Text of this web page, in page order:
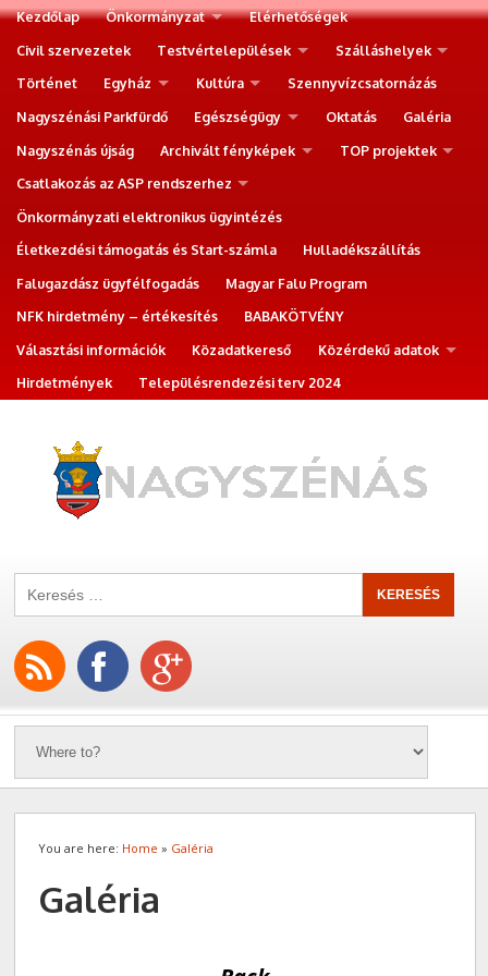
Kezdőlap Önkormányzat
Elérhetőségek
Civil szervezetek
Testvértelepülések
Szálláshelyek
Történet
Egyház Kultúra
Szennyvízcsatornázás
Nagyszénási Parkfürdő
Egészségügy Oktatás
Galéria
Nagyszénás újság
Archivált fényképek
TOP projektek
Csatlakozás az ASP rendszerhez
Önkormányzati elektronikus ügyintézés
Életkezdési támogatás és Start-számla
Hulladékszállítás
Falugazdász ügyfélfogadás
Magyar Falu Program
NFK hirdetmény – értékesítés
BABAKÖTVÉNY
Választási információk
Közadatkereső
Közérdekű adatok
Hirdetmények
Településrendezési terv 2024
You are here: Home » Galéria
Galéria